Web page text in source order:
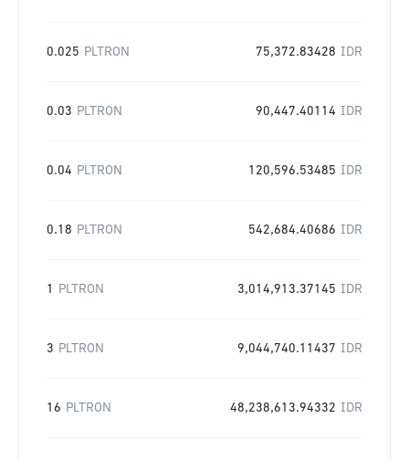
0.025 PLTRON 75,372.83428 IDR
0.03 PLTRON 90,447.40114 IDR
0.04 PLTRON 120,596.53485 IDR
0.18 PLTRON 542,684.40686 IDR
1 PLTRON 3,014,913.37145 IDR
3 PLTRON 9,044,740.11437 IDR
16 PLTRON 48,238,613.94332 IDR